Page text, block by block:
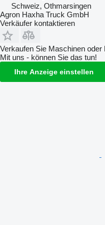
Schweiz, Othmarsingen
Agron Haxha Truck GmbH
Verkäufer kontaktieren
Verkaufen Sie Maschinen oder
Mit uns - können Sie das tun!
Ihre Anzeige einstellen